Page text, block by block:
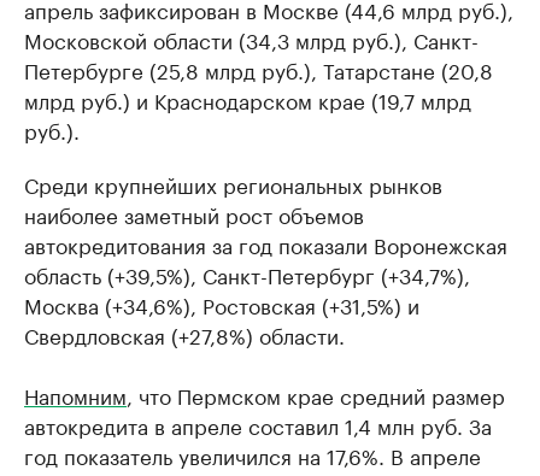
апрель зафиксирован в Москве (44,6 млрд руб.),
Московской области (34,3 млрд руб.), Санкт-
Петербурге (25,8 млрд руб.), Татарстане (20,8
млрд руб.) и Краснодарском крае (19,7 млрд
руб.).
Среди крупнейших региональных рынков
наиболее заметный рост объемов
автокредитования за год показали Воронежская
область (+39,5%), Санкт-Петербург (+34,7%),
Москва (+34,6%), Ростовская (+31,5%) и
Свердловская (+27,8%) области.
Напомним , что Пермском крае средний размер
автокредита в апреле составил 1,4 млн руб. За
год показатель увеличился на 17,6%. В апреле